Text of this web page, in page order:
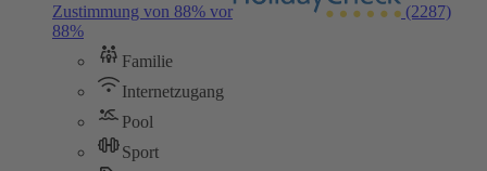
Zustimmung von 88% vor
(2287)
88%
Familie
Internetzugang
Pool
Sport